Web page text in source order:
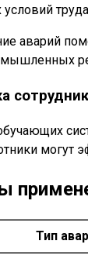
аварий
могут
Тип